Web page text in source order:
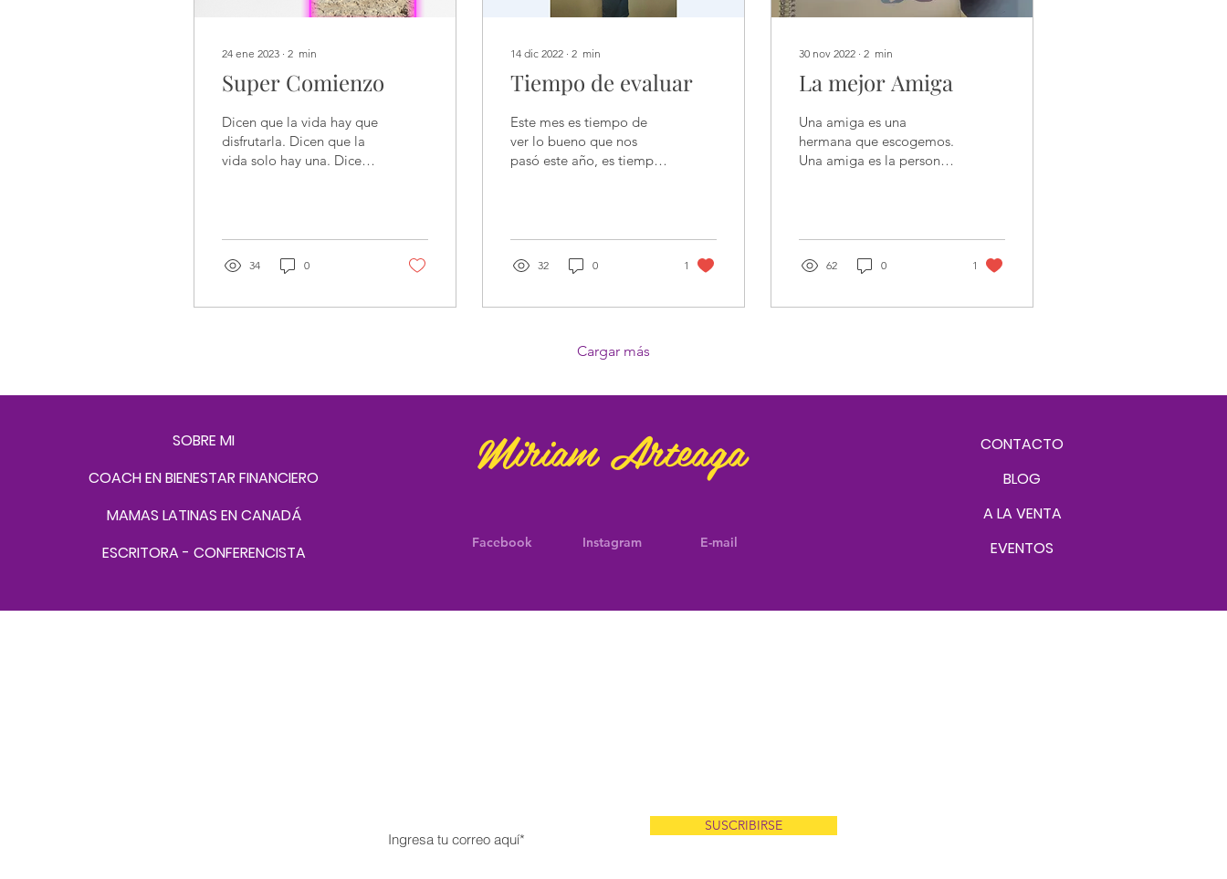
24 ene 2023 ∙ 2 min
Super Comienzo
Dicen que la vida hay que
disfrutarla. Dicen que la
vida solo hay una. Dicen
34 0
14 dic 2022 ∙ 2 min
Tiempo de evaluar
Este mes es tiempo de
ver lo bueno que nos
pasó este año, es tiempo
32 0 1
30 nov 2022 ∙ 2 min
La mejor Amiga
Una amiga es una
hermana que escogemos.
Una amiga es la persona
secretos....
62 0 1
Cargar más
SOBRE MI
COACH EN BIENESTAR FINANCIERO
MAMAS LATINAS EN CANADÁ
ESCRITORA - CONFERENCISTA
Miriam Arteaga
Facebook Instagram E-mail
CONTACTO
BLOG
A LA VENTA
EVENTOS
SUSCRIBIRSE